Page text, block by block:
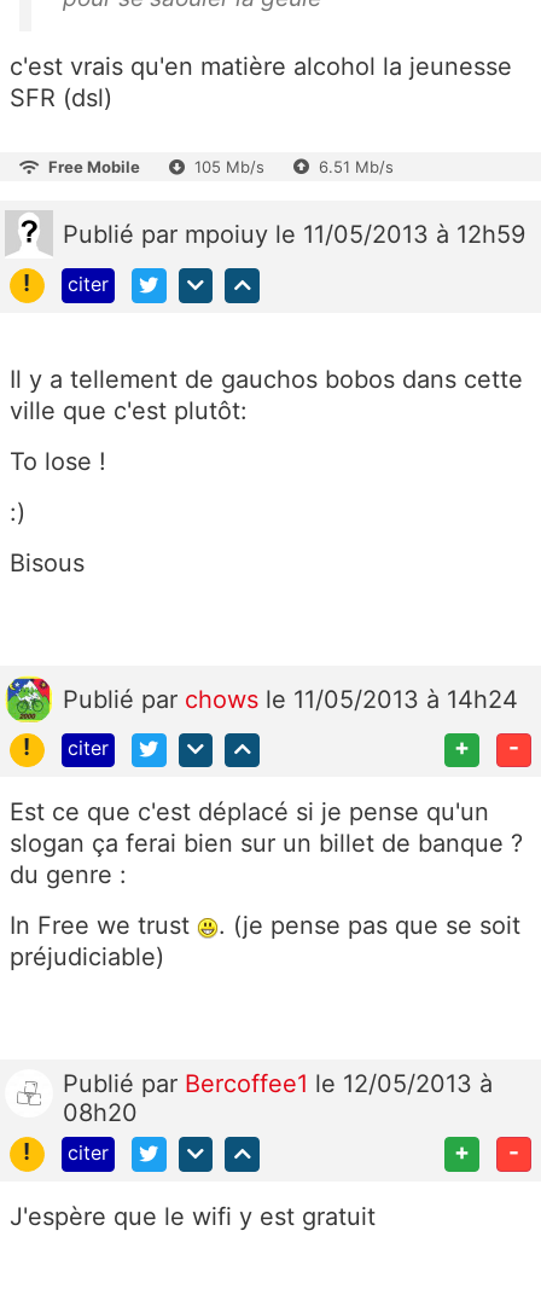
c'est vrais qu'en matière alcohol la jeunesse
SFR (dsl)
Free Mobile 105 Mb/s 6.51 Mb/s
Publié par mpoiuy le 11/05/2013 à 12h59
!
citer
Il y a tellement de gauchos bobos dans cette
ville que c'est plutôt:
To lose !
:)
Bisous
Publié par chows le 11/05/2013 à 14h24
!
citer + -
Est ce que c'est déplacé si je pense qu'un
slogan ça ferai bien sur un billet de banque ?
du genre :
In Free we trust
. (je pense pas que se soit
préjudiciable)
Publié par Bercoffee1 le 12/05/2013 à
08h20
!
citer + -
J'espère que le wifi y est gratuit